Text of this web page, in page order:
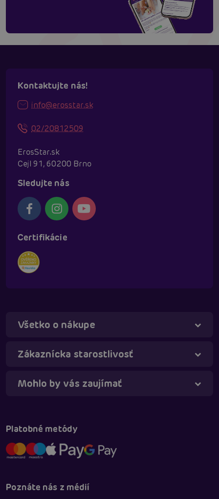
Kontaktujte nás!
info@erosstar.sk
02/20812509
ErosStar.sk
Cejl 91, 60200 Brno
Sledujte nás
Certifikácie
Všetko o nákupe
Zákaznícka starostlivosť
Mohlo by vás zaujímať
Platobné metódy
Poznáte nás z médií
Táňa - virtuálna asistentka